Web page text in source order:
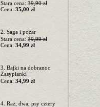
Stara cena: 39,90 zł
Cena: 35,00 zł
2. Saga i pożar
Stara cena: 39,99 zł
Cena: 34,99 zł
3. Bajki na dobranoc
Zasypianki
Cena: 34,99 zł
4. Raz, dwa, psy cztery